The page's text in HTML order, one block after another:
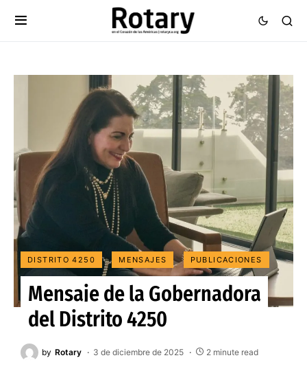
DISTRITO 4250 MENSAJES PUBLICACIONES
Mensaje de la Gobernadora
del Distrito 4250
by Rotary 3 de diciembre de 2025 2 minute read